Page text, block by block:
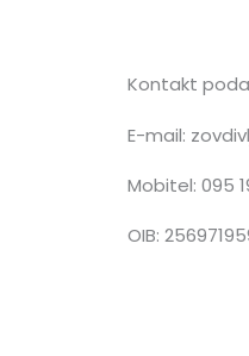
Kontakt
E-mail:
Mobitel: 095
OIB: